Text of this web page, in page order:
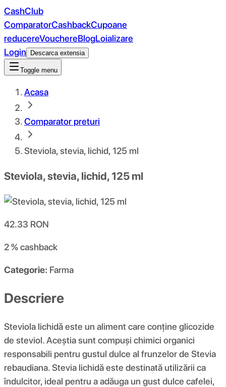
CashClub
ComparatorCashbackCupoane
reducereVouchereBlogLoializare
Login
Descarca extensia
Toggle menu
Acasa
Comparator preturi
Steviola, stevia, lichid, 125 ml
Steviola, stevia, lichid, 125 ml
42.33 RON
2 %cashback
Categorie: Farma
Descriere
Steviola lichidă este un aliment care conține glicozide
de steviol. Aceștia sunt compuși chimici organici
responsabili pentru gustul dulce al frunzelor de Stevia
rebaudiana. Stevia lichidă este destinată utilizării ca
îndulcitor, ideal pentru a adăuga un gust dulce cafelei,